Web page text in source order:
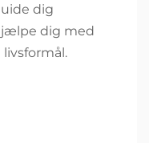
dig
dig med